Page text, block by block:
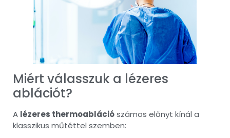
Miért válasszuk a lézeres
ablációt?
A lézeres thermoablációszámos előnyt kínál a
klasszikus műtéttel szemben: